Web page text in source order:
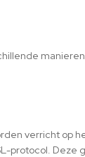
verricht op
protocol. Deze